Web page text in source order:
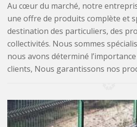
Au cœur du marché, notre
une offre de produits complète et
destination des particuliers, des
collectivités. Nous sommes
nous avons déterminé
clients, Nous garantissons nos